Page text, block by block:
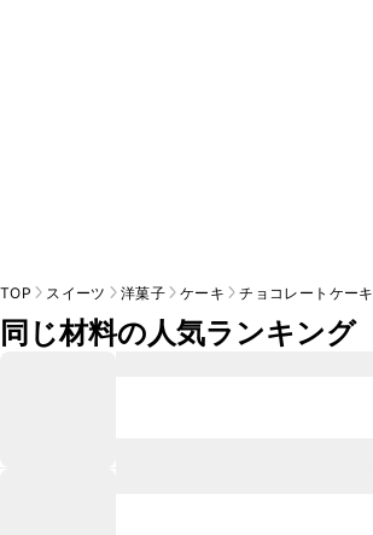
TOP スイーツ 洋菓子 ケーキ チョコレートケーキ
同じ材料の人気ランキング